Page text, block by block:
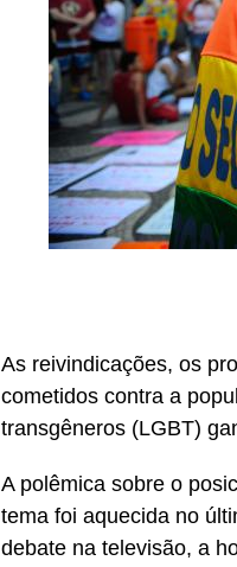
As reivindicações, os
cometidos contra a
transgêneros (LGBT)
A polêmica sobre o
tema foi aquecida no
debate na televisão, a